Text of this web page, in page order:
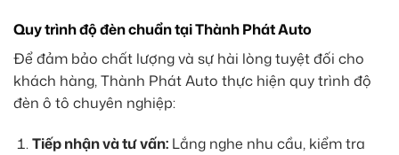
Quy trình độ đèn chuẩn tại Thành Phát Auto
Để đảm bảo chất lượng và sự hài lòng tuyệt đối cho
khách hàng, Thành Phát Auto thực hiện quy trình độ
đèn ô tô chuyên nghiệp:
Tiếp nhận và tư vấn:Lắng nghe nhu cầu, kiểm tra